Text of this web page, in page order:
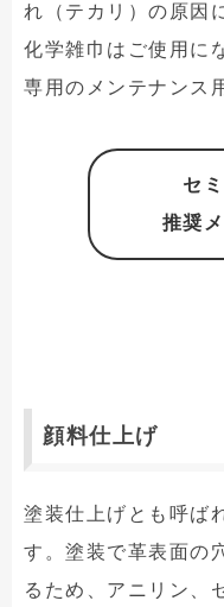
れ（テカリ）の原因
化学雑巾はご使用に
専用のメンテナンス
セ
推奨
顔料仕上げ
塗装仕上げとも呼ば
す。塗装で革表面の
るため、アニリン、